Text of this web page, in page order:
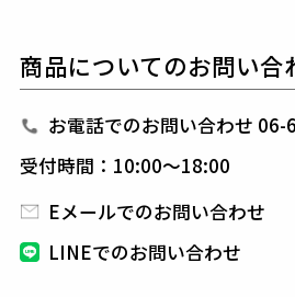
ークリースが特徴的で、裾始末
仕立て。
インナーはシャツに限らず、ニ
わせても品格を保つことができ、
兼ね備え、シーンを選ばない万
げています。
生産国：日本
商品についてのお問い合
お電話でのお問い合わせ
受付時間：10:00～18:00
Eメールでのお問い合わせ
LINEでのお問い合わせ